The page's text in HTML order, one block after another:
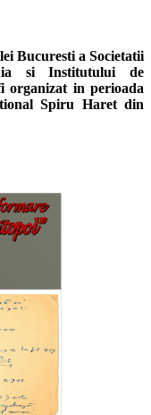
Bucuresti a Societatii
si Institutului de
organizat in perioada
Spiru Haret din